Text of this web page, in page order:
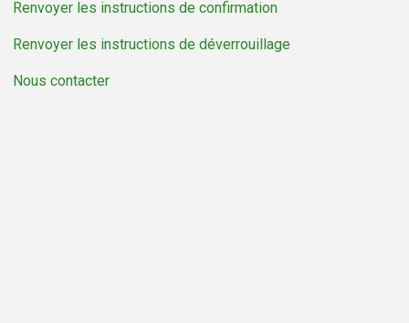
Renvoyer les instructions de confirmation
Renvoyer les instructions de déverrouillage
Nous contacter